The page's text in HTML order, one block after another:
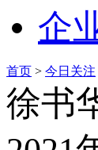
企
首页 > 今日关注
徐书